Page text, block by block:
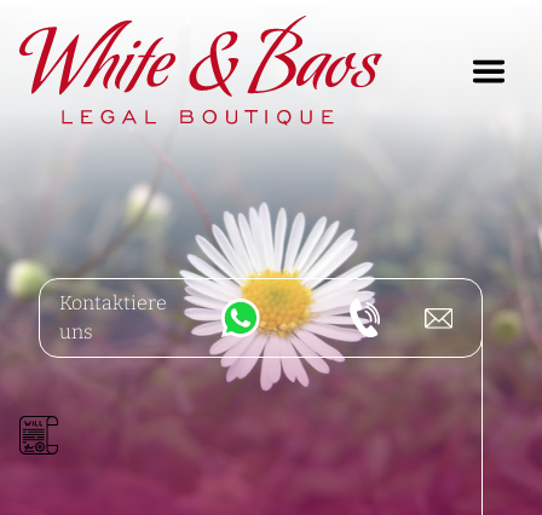
Main Navigation
Kontaktiere
uns